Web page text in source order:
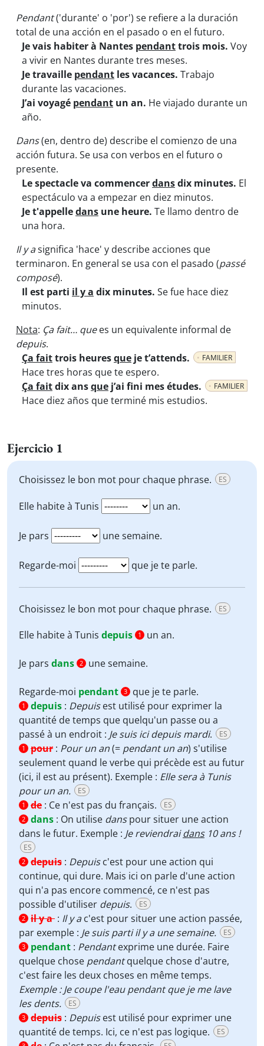
Pendant('durante' o 'por') se refiere a la duración
total de una acción en el pasado o en el futuro.
Je vais habiter à Nantes pendanttrois mois. Voy
a vivir en Nantes durante tres meses.
Je travaille pendant les vacances. Trabajo
durante las vacaciones.
J’ai voyagé pendant un an. He viajado durante un
año.
Dans(en, dentro de) describe el comienzo de una
acción futura. Se usa con verbos en el futuro o
presente.
Le spectacle va commencerdansdix minutes. El
espectáculo va a empezar en diez minutos.
Je t'appelledans une heure. Te llamo dentro de
una hora.
Il y asignifica 'hace' y describe acciones que
terminaron. En general se usa con el pasado (passé
composé).
Il est parti il y a dix minutes. Se fue hace diez
minutos.
Nota: Ça fait… quees un equivalente informal de
depuis.
Ça faittrois heuresque je t’attends. FAMILIER
Hace tres horas que te espero.
Ça faitdix ansque j’ai fini mes études. FAMILIER
Hace diez años que terminé mis estudios.
Ejercicio 1
Choisissez le bon mot pour chaque phrase. ES
Elle habite à Tunis un an.
Je pars une semaine.
Regarde-moi que je te parle.
Choisissez le bon mot pour chaque phrase. ES
Elle habite à Tunis depuis 1 un an.
Je pars dans 2 une semaine.
Regarde-moi pendant 3 que je te parle.
1 depuis : Depuisest utilisé pour exprimer la
quantité de temps que quelqu'un passe ou a
passé à un endroit : Je suis ici depuis mardi. ES
1 pour : Pour un an(= pendant un an) s'utilise
seulement quand le verbe qui précède est au futur
(ici, il est au présent). Exemple : Elle sera à Tunis
pour un an.
ES
1 de : Ce n'est pas du français. ES
2 dans : On utilise danspour situer une action
dans le futur. Exemple : Je reviendraidans10 ans !
ES
2 depuis : Depuisc'est pour une action qui
continue, qui dure. Mais ici on parle d'une action
qui n'a pas encore commencé, ce n'est pas
possible d'utiliser depuis. ES
2 il y a : Il y ac'est pour situer une action passée,
par exemple : Je suis parti il y a une semaine. ES
3 pendant : Pendantexprime une durée. Faire
quelque chose pendantquelque chose d'autre,
c'est faire les deux choses en même temps.
Exemple : Je coupe l'eau pendant que je me lave
les dents.
ES
3 depuis : Depuisest utilisé pour exprimer une
quantité de temps. Ici, ce n'est pas logique.
ES